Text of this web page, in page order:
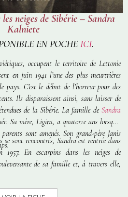
neiges de Sibérie – Sandra
Kalniete
EN POCHEICI.
occupent le territoire de Lettonie
en juin 1941 l’une des plus meurtrières
pays. C’est le début de l’horreur pour des
Ils disparaissent ainsi, sans laisser de
de la Sibérie. La famille de Sandra
Sa mère, Ligita, a quatorze ans lorsque,
sont amenés. Son grand-père Janis
se sont rencontrés, Sandra est rentrée dans
En escarpins dans les neiges de
de sa famille et, à travers elle,